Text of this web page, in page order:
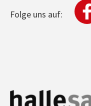
Folge uns auf: